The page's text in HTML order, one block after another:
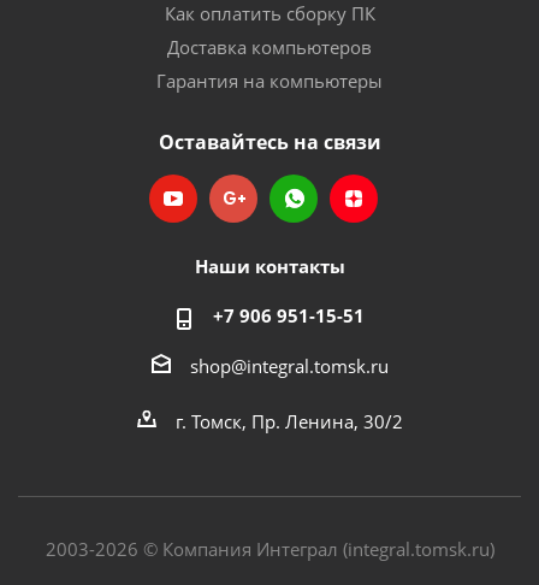
Как оплатить сборку ПК
Доставка компьютеров
Гарантия на компьютеры
Оставайтесь на связи
Наши контакты
+7 906 951-15-51
shop@integral.tomsk.ru
г. Томск, Пр. Ленина, 30/2
2003-2026 © Компания Интеграл (integral.tomsk.ru)